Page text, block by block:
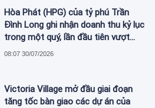
Hòa Phát (HPG) của tỷ phú Trần
Đình Long ghi nhận doanh thu kỷ lục
trong một quý, lần đầu tiên vượt
mức 2 tỷ USD
08:07 30/07/2026
Victoria Village mở đầu giai đoạn
tăng tốc bàn giao các dự án của